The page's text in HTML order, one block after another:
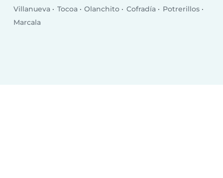
Villanueva
Tocoa Olanchito Cofradía
Potrerillos
Marcala